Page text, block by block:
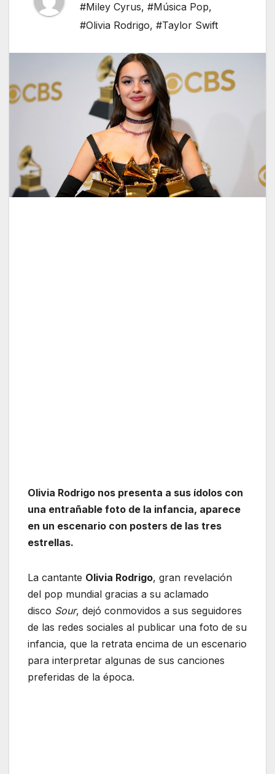
#Miley Cyrus, #Música Pop,
#Olivia Rodrigo, #Taylor Swift
Olivia Rodrigo nos presenta a sus ídolos con
una entrañable foto de la infancia, aparece
en un escenario con posters de las tres
estrellas.
La cantante Olivia Rodrigo, gran revelación
del pop mundial gracias a su aclamado
disco Sour, dejó conmovidos a sus seguidores
de las redes sociales al publicar una foto de su
infancia, que la retrata encima de un escenario
para interpretar algunas de sus canciones
preferidas de la época.